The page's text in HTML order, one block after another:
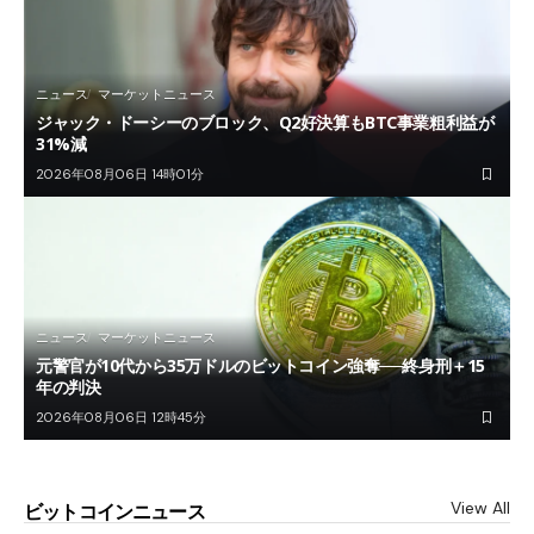
ニュース マーケットニュース
ジャック・ドーシーのブロック、Q2好決算もBTC事業粗利益が
31%減
2026年08月06日 14時01分
ニュース マーケットニュース
元警官が10代から35万ドルのビットコイン強奪──終身刑＋15
年の判決
2026年08月06日 12時45分
ビットコインニュース View All